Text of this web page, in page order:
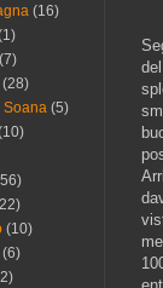
(16)
(7)
(28)
Soana (5)
(10)
(6)